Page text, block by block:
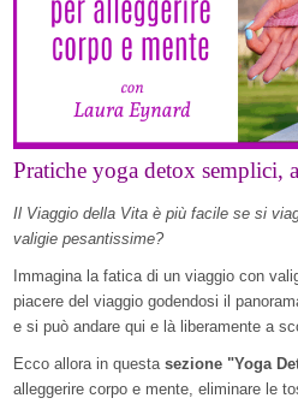
Pratiche yoga detox semplici,
Il Viaggio della Vita è più facile se si
valigie pesantissime?
Immagina la fatica di un viaggio con
piacere del viaggio godendosi il
e si può andare qui e là liberamente a
Ecco allora in questa sezione "Yoga
alleggerire corpo e mente, eliminare le